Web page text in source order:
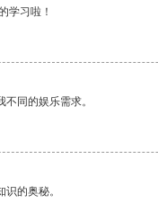
学习啦！
同的娱乐需求。
的奥秘。